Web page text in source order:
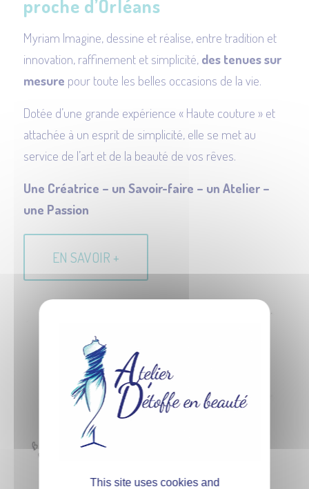
proche d’Orléans
Myriam Imagine, dessine et réalise, entre tradition et
innovation, raffinement et simplicité, des tenues sur
mesure pour toute les belles occasions de la vie.
Dotée d’une grande expérience « Haute couture » et
attachée à un esprit de simplicité, elle se met au
service de l’art et de la beauté de vos rêves.
Une Créatrice – un Savoir-faire – un Atelier –
une Passion
EN SAVOIR +
This site uses cookies and